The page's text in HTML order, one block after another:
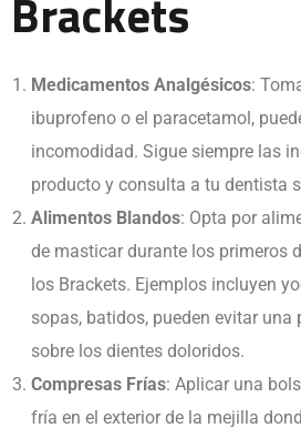
Medicamentos Analgésicos:
ibuprofeno o el paracetamol,
incomodidad. Sigue siempre las
producto y consulta a tu dentista
Alimentos Blandos: Opta por
de masticar durante los primeros
los Brackets. Ejemplos incluyen
sopas, batidos, pueden evitar una
sobre los dientes doloridos.
Compresas Frías: Aplicar una
fría en el exterior de la mejilla